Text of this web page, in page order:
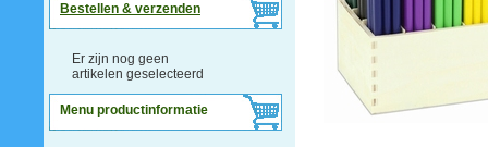
Bestellen & verzenden
Er zijn nog geen
artikelen geselecteerd
Menu productinformatie